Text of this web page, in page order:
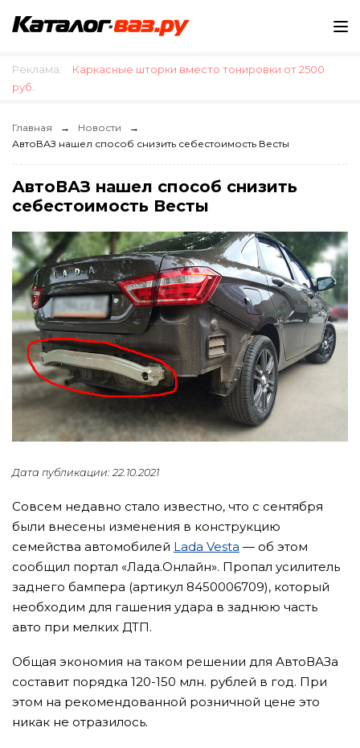
Реклама:
Каркасные шторки вместо тонировки от 2500
руб.
Главная
Новости
АвтоВАЗ нашел способ снизить себестоимость Весты
АвтоВАЗ нашел способ снизить
себестоимость Весты
Дата публикации: 22.10.2021
Совсем недавно стало известно, что с сентября
были внесены изменения в конструкцию
семейства автомобилей Lada Vesta — об этом
сообщил портал «Лада.Онлайн». Пропал усилитель
заднего бампера (артикул 8450006709), который
необходим для гашения удара в заднюю часть
авто при мелких ДТП.
Общая экономия на таком решении для АвтоВАЗа
составит порядка 120-150 млн. рублей в год. При
этом на рекомендованной розничной цене это
никак не отразилось.